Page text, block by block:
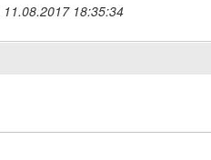
11.08.2017 18:35:34